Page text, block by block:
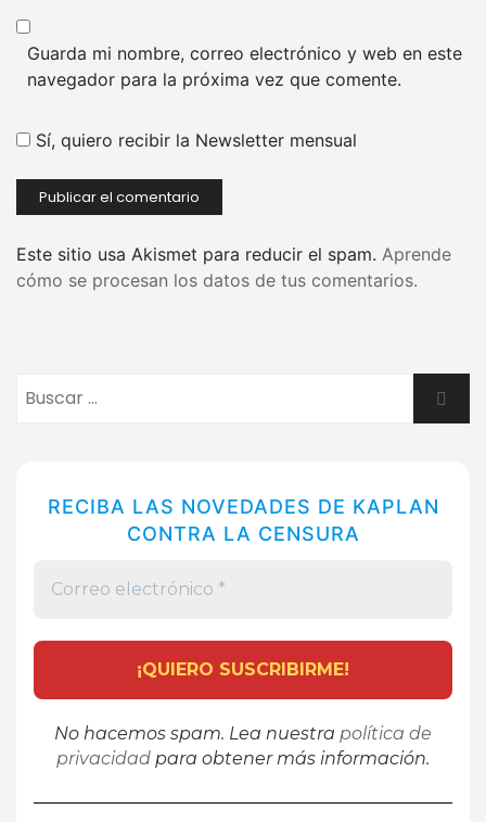
Guarda mi nombre, correo electrónico y web en este
navegador para la próxima vez que comente.
Sí, quiero recibir la Newsletter mensual
Este sitio usa Akismet para reducir el spam. Aprende
cómo se procesan los datos de tus comentarios.
RECIBA LAS NOVEDADES DE KAPLAN
CONTRA LA CENSURA
No hacemos spam. Lea nuestra política de
privacidad para obtener más información.